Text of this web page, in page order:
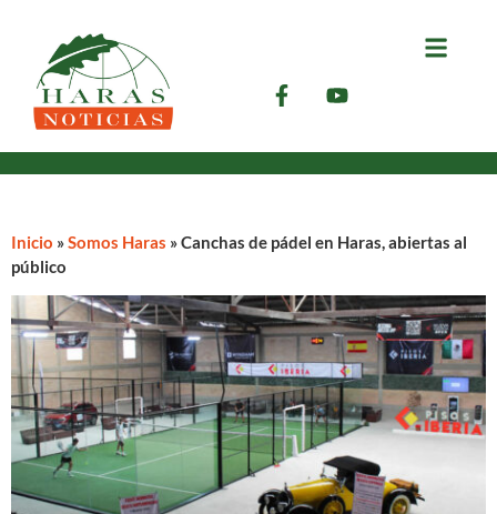
Inicio »Somos Haras »Canchas de pádel en Haras, abiertas al
público